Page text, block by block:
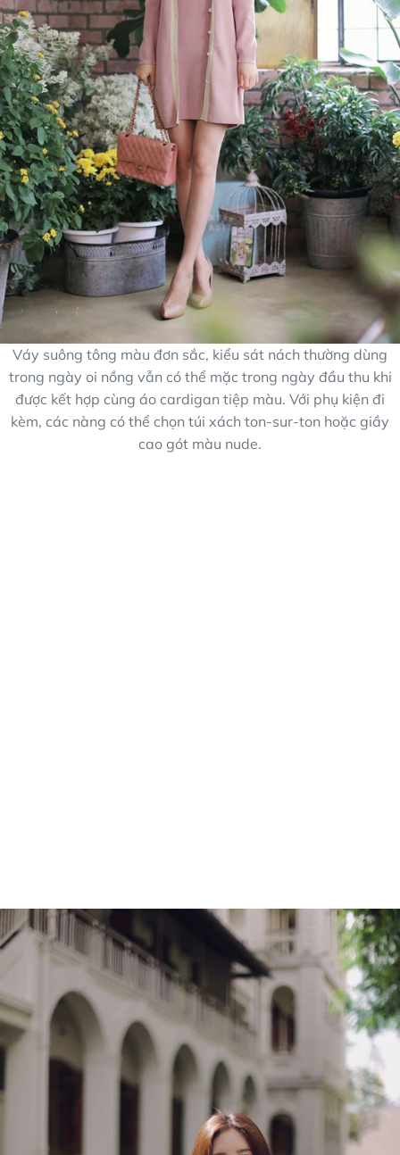
Váy suông tông màu đơn sắc, kiểu sát nách thường dùng
trong ngày oi nồng vẫn có thể mặc trong ngày đầu thu khi
được kết hợp cùng áo cardigan tiệp màu. Với phụ kiện đi
kèm, các nàng có thể chọn túi xách ton-sur-ton hoặc giầy
cao gót màu nude.